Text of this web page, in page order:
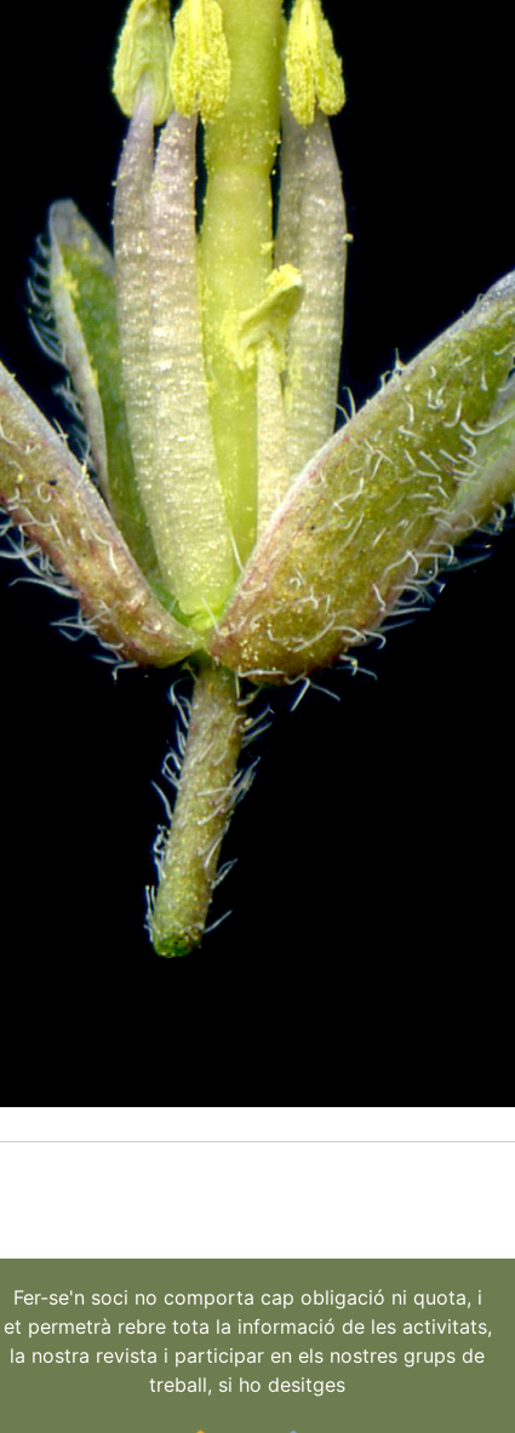
Fer-se'n soci no comporta cap obligació ni quota, i
et permetrà rebre tota la informació de les activitats,
la nostra revista i participar en els nostres grups de
treball, si ho desitges